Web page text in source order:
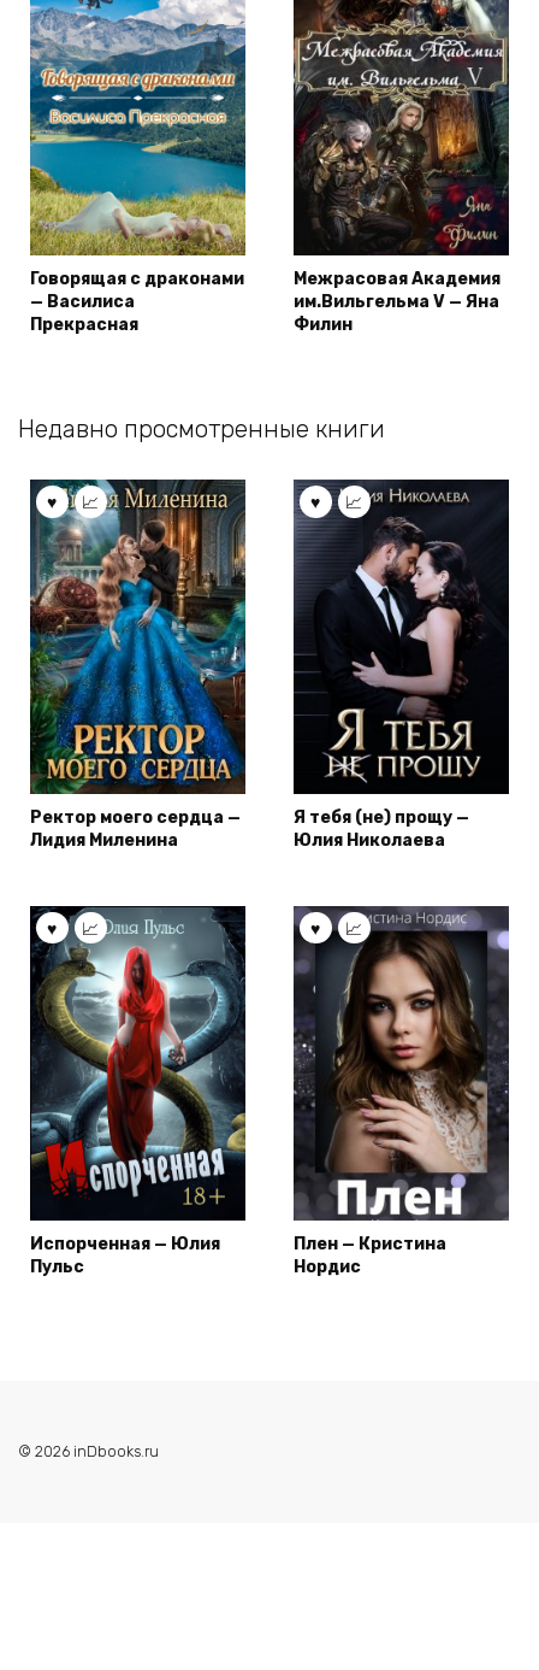
Говорящая с драконами
— Василиса
Прекрасная
Межрасовая Академия
им.Вильгельма V — Яна
Филин
Недавно просмотренные книги
Ректор моего сердца —
Лидия Миленина
Я тебя (не) прощу —
Юлия Николаева
Испорченная — Юлия
Пульс
Плен — Кристина
Нордис
© 2026 inDbooks.ru